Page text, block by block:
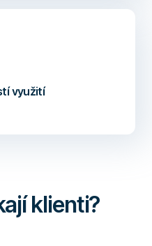
využití
klienti?